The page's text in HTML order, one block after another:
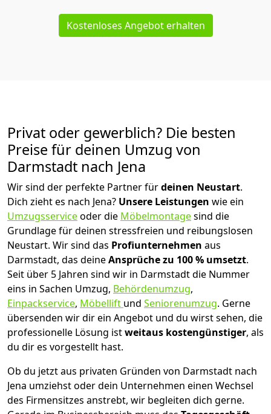
Kostenloses Angebot erhalten
Privat oder gewerblich? Die besten
Preise für deinen Umzug von
Darmstadt nach Jena
Wir sind der perfekte Partner fürdeinen Neustart.
Dich zieht es nach Jena? Unsere Leistungen wie ein
Umzugsserviceoder die Möbelmontagesind die
Grundlage für deinen stressfreien und reibungslosen
Neustart. Wir sind das Profiunternehmen aus
Darmstadt, das deineAnsprüche zu 100 % umsetzt.
Seit über 5 Jahren sind wir in Darmstadt die Nummer
eins in Sachen Umzug, Behördenumzug,
Einpackservice, Möbellift und Seniorenumzug. Gerne
übersenden wir dir ein Angebot und du wirst sehen, die
professionelle Lösung istweitaus kostengünstiger, als
du dir es vorgestellt hast.
Ob du jetzt aus privaten Gründen von Darmstadt nach
Jena umziehst oder dein Unternehmen einen Wechsel
des Firmensitzes anstrebt, wir begleiten dich gerne.